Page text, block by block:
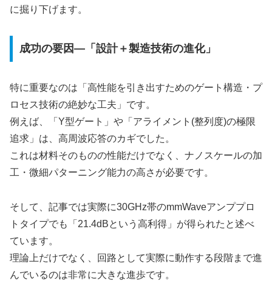
に掘り下げます。
成功の要因—「設計＋製造技術の進化」
特に重要なのは「高性能を引き出すためのゲート構造・プ
ロセス技術の絶妙な工夫」です。
例えば、「Y型ゲート」や「アライメント(整列度)の極限
追求」は、高周波応答のカギでした。
これは材料そのものの性能だけでなく、ナノスケールの加
工・微細パターニング能力の高さが必要です。
そして、記事では実際に30GHz帯のmmWaveアンププロ
トタイプでも「21.4dBという高利得」が得られたと述べ
ています。
理論上だけでなく、回路として実際に動作する段階まで進
んでいるのは非常に大きな進歩です。